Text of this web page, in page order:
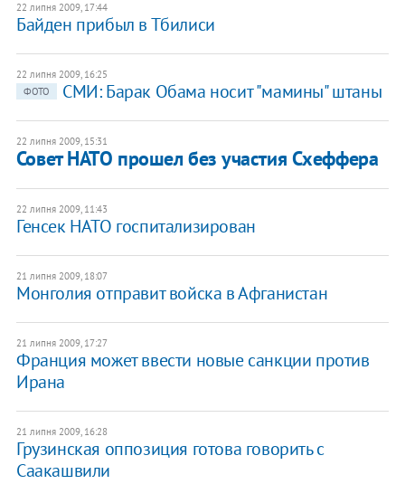
22 липня 2009, 17:44
Байден прибыл в Тбилиси
22 липня 2009, 16:25
ФОТО
СМИ: Барак Обама носит "мамины" штаны
22 липня 2009, 15:31
Совет НАТО прошел без участия Схеффера
22 липня 2009, 11:43
Генсек НАТО госпитализирован
21 липня 2009, 18:07
Монголия отправит войска в Афганистан
21 липня 2009, 17:27
Франция может ввести новые санкции против
Ирана
21 липня 2009, 16:28
Грузинская оппозиция готова говорить с
Саакашвили